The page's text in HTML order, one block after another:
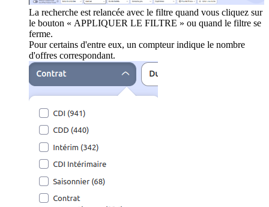
La recherche est relancée avec le filtre quand vous cliquez sur
le bouton « APPLIQUER LE FILTRE » ou quand le filtre se
ferme.
Pour certains d'entre eux, un compteur indique le nombre
d'offres correspondant.